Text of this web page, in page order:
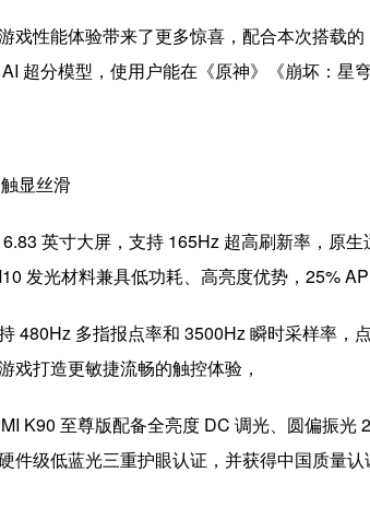
戏性能体验带来了更多惊喜，配合本次搭载
超分模型，使用户能在《原神》《崩坏：星
显丝滑
英寸大屏，支持 165Hz 超高刷新率，原
发光材料兼具低功耗、高亮度优势，25%
480Hz 多指报点率和 3500Hz 瞬时采样率
戏打造更敏捷流畅的触控体验，
K90 至尊版配备全亮度 DC 调光、圆偏振
件级低蓝光三重护眼认证，并获得中国质量认